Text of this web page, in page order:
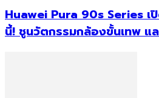
Huawei Pura 90s Series เ
นี้! ชูนวัตกรรมกล้องขั้นเทพ แ